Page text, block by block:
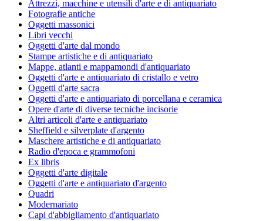
Attrezzi, macchine e utensili d'arte e di antiquariato
Fotografie antiche
Oggetti massonici
Libri vecchi
Oggetti d'arte dal mondo
Stampe artistiche e di antiquariato
Mappe, atlanti e mappamondi d'antiquariato
Oggetti d'arte e antiquariato di cristallo e vetro
Oggetti d'arte sacra
Oggetti d'arte e antiquariato di porcellana e ceramica
Opere d'arte di diverse tecniche incisorie
Altri articoli d'arte e antiquariato
Sheffield e silverplate d'argento
Maschere artistiche e di antiquariato
Radio d'epoca e grammofoni
Ex libris
Oggetti d'arte digitale
Oggetti d'arte e antiquariato d'argento
Quadri
Modernariato
Capi d'abbigliamento d'antiquariato